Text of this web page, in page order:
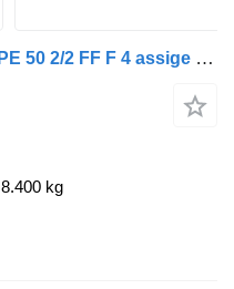
Gheysen & Verpoort en R4M PE 50 2/2 FF F 4 assige bladgeveerde dieplader met verbre
8.400 kg